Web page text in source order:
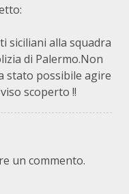
siciliani alla squadra
di Palermo.Non
stato possibile agire
scoperto !!
un commento.